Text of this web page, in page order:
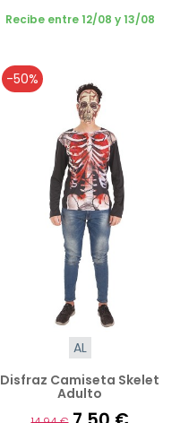
Recibe entre 12/08 y 13/08
-50%
AL
Disfraz Camiseta Skelet
Adulto